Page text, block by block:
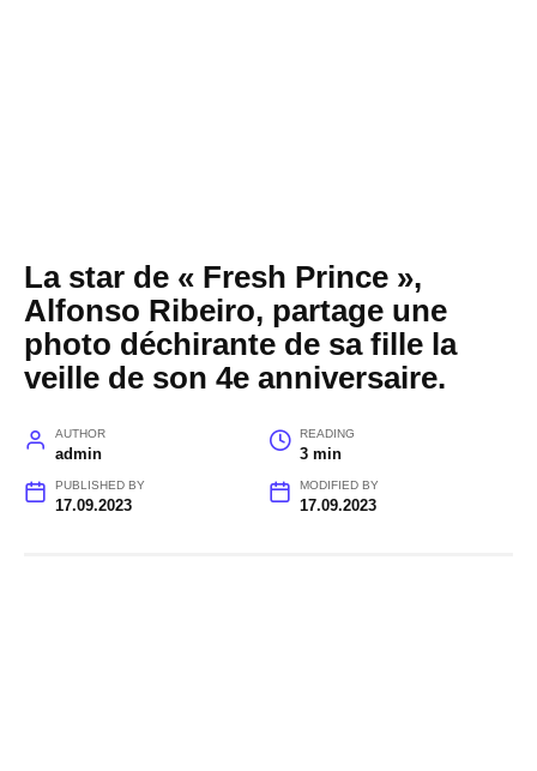
La star de « Fresh Prince »,
Alfonso Ribeiro, partage une
photo déchirante de sa fille la
veille de son 4e anniversaire.
AUTHOR
admin
READING
3 min
PUBLISHED BY
17.09.2023
MODIFIED BY
17.09.2023